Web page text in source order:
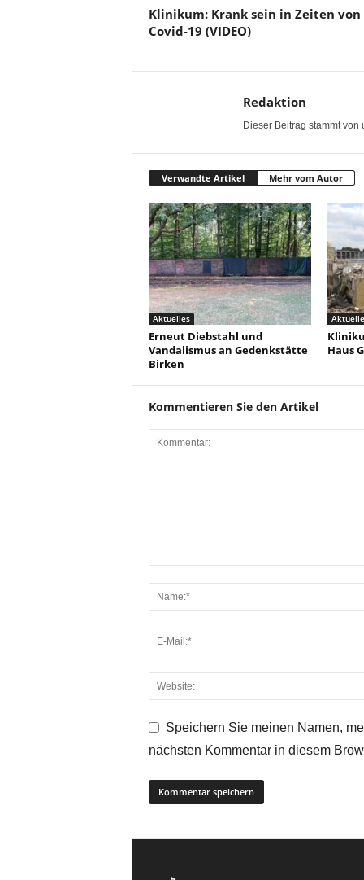
Klinikum: Krank sein in Zeiten von
Covid-19 (VIDEO)
Redaktion
Dieser Beitrag stammt von
Verwandte Artikel Mehr vom Autor
Aktuelles
Erneut Diebstahl und
Vandalismus an Gedenkstätte
Birken
Haus
Kommentieren Sie den Artikel
Speichern Sie meinen Namen,
nächsten Kommentar in diesem